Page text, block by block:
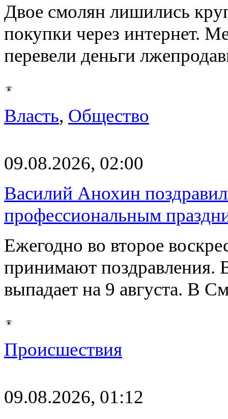
Двое смолян лишились
покупки через интернет.
перевели деньги
Власть, Общество
09.08.2026, 02:00
Василий Анохин
профессиональным
Ежегодно во второе
принимают поздравления.
выпадает на 9 августа. В
Происшествия
09.08.2026, 01:12